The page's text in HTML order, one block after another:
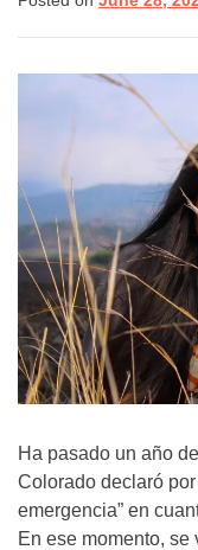
(8255)
Text:
If you don’t
calling, you
text TALK
Walk-In
Find 24/7
support at
centers
.
information.
Ha pasado un año
Colorado declaró
emergencia” en
En ese momento,